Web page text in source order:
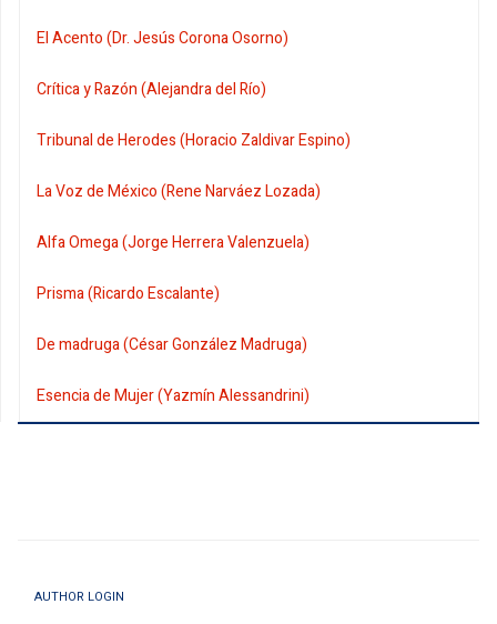
El Acento (Dr. Jesús Corona Osorno)
Crítica y Razón (Alejandra del Río)
Tribunal de Herodes (Horacio Zaldivar Espino)
La Voz de México (Rene Narváez Lozada)
Alfa Omega (Jorge Herrera Valenzuela)
Prisma (Ricardo Escalante)
De madruga (César González Madruga)
Esencia de Mujer (Yazmín Alessandrini)
AUTHOR LOGIN